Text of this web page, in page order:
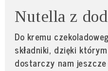
Nutella z
Do kremu
składniki, dzięki
dostarczy nam